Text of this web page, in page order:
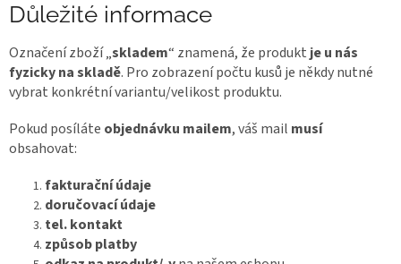
Důležité informace
Označení zboží „skladem“ znamená, že produkt je u nás
fyzicky na skladě. Pro zobrazení počtu kusů je někdy nutné
vybrat konkrétní variantu/velikost produktu.
Pokud posíláte objednávku mailem, váš mail musí
obsahovat:
fakturační údaje
doručovací údaje
tel. kontakt
způsob platby